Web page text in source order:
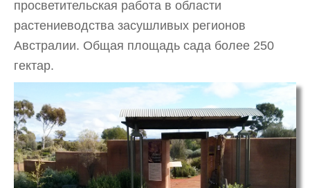
просветительская работа в области
растениеводства засушливых регионов
Австралии. Общая площадь сада более 250
гектар.